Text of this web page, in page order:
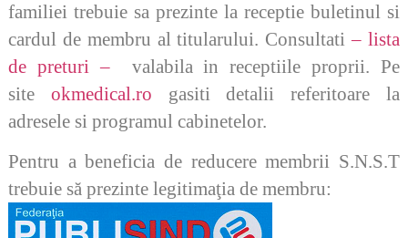
familiei trebuie sa prezinte la receptie buletinul si
cardul de membru al titularului. Consultati– lista
de preturi – valabila in receptiile proprii. Pe
site okmedical.ro gasiti detalii referitoare la
adresele si programul cabinetelor.
Pentru a beneficia de reducere membrii S.N.S.T
trebuie să prezinte legitimaţia de membru: